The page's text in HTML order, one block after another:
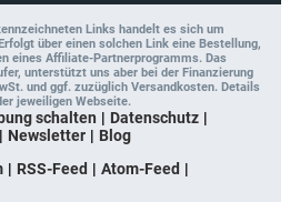
Links handelt es sich um
über einen solchen Link eine Bestellung,
eines Affiliate-Partnerprogramms. Das
unterstützt uns aber bei der Finanzierung
und ggf. zuzüglich Versandkosten. Details
jeweiligen Webseite.
schalten
Datenschutz
Newsletter
Blog
RSS-Feed
Atom-Feed